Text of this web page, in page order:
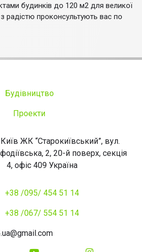
будинків до 120 м2 для великої
радістю проконсультують вас по
Будівництво
Проекти
ЖК “Старокиївський”, вул.
2, 20-й поверх, секція
4, офіс 409 Україна
+38 /095/ 454 51 14
+38 /067/ 554 51 14